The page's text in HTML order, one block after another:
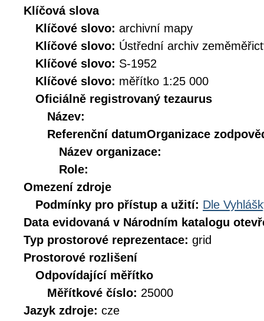
Klíčová slova
Klíčové slovo: archivní mapy
Klíčové slovo: Ústřední archiv
Klíčové slovo: S-1952
Klíčové slovo: měřítko 1:25 000
Oficiálně registrovaný tezaurus
Název:
Referenční datumOrganizace
Název organizace:
Role:
Omezení zdroje
Podmínky pro přístup a užití: Dle
Data evidovaná v Národním katalogu
Typ prostorové reprezentace: grid
Prostorové rozlišení
Odpovídající měřítko
Měřítkové číslo: 25000
Jazyk zdroje: cze